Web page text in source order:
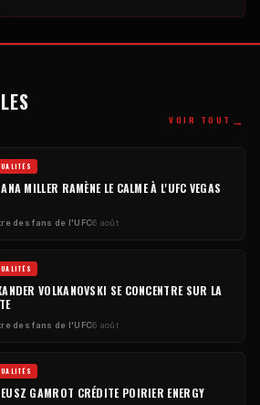
VOIR TOUT →
MILLER RAMÈNE LE CALME À L'UFC VEGAS
des fans de l'UFC6 août
VOLKANOVSKI SE CONCENTRE SUR LA
des fans de l'UFC6 août
GAMROT CRÉDITE POIRIER ENERGY